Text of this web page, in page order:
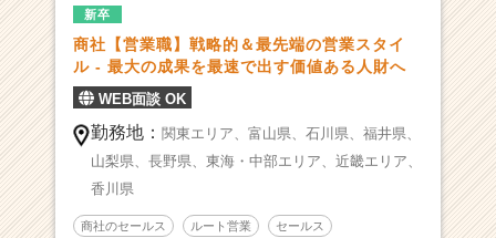
1
／
業
界
を
変
挑
新卒
商社【営業職】戦略的＆最先端の営業スタイ
ル - 最大の成果を最速で出す価値ある人財へ
WEB面談 OK
勤務地： 関東エリア、 富山県、 石川県、 福井県、
山梨県、 長野県、 東海・中部エリア、 近畿エリア、
香川県
商社のセールス ルート営業 セールス